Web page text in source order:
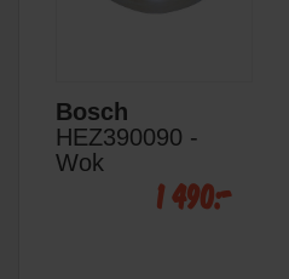
Bosch
HEZ390090 -
Wok
1 490:-